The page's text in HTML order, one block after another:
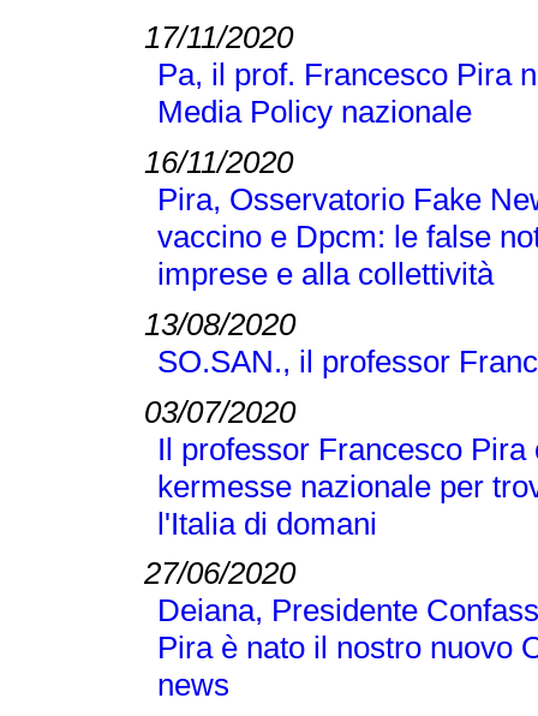
17/11/2020
Pa, il prof. Francesco Pira
Media Policy nazionale
16/11/2020
Pira, Osservatorio Fake
vaccino e Dpcm: le false
imprese e alla collettività
13/08/2020
SO.SAN., il professor
03/07/2020
Il professor Francesco
kermesse nazionale per
l'Italia di domani
27/06/2020
Deiana, Presidente
Pira è nato il nostro nuovo
news